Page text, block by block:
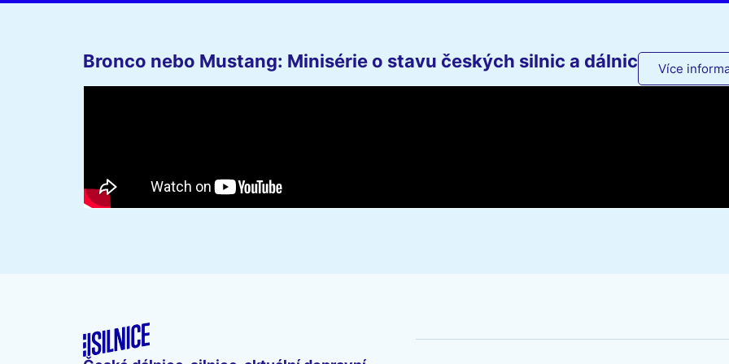
Bronco nebo Mustang: Minisérie o stavu českých silnic a dálnic Více